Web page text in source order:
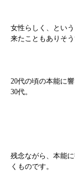
女性らしく、とい
来たこともありそう
20代の頃の本能に
30代。
残念ながら、本能
くものです。